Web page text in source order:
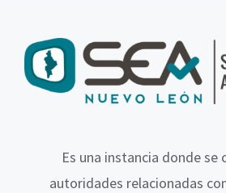
Es una instancia donde se
autoridades relacionadas